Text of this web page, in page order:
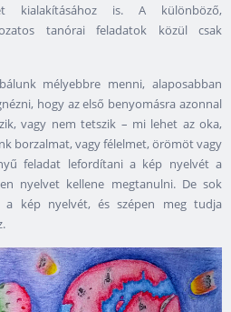
kialakításához is. A különböző,
tanórai feladatok közül csak
mélyebbre menni, alaposabban
hogy az első benyomásra azonnal
vagy nem tetszik – mi lehet az oka,
borzalmat, vagy félelmet, örömöt vagy
feladat lefordítani a kép nyelvét a
nyelvet kellene megtanulni. De sok
kép nyelvét, és szépen meg tudja